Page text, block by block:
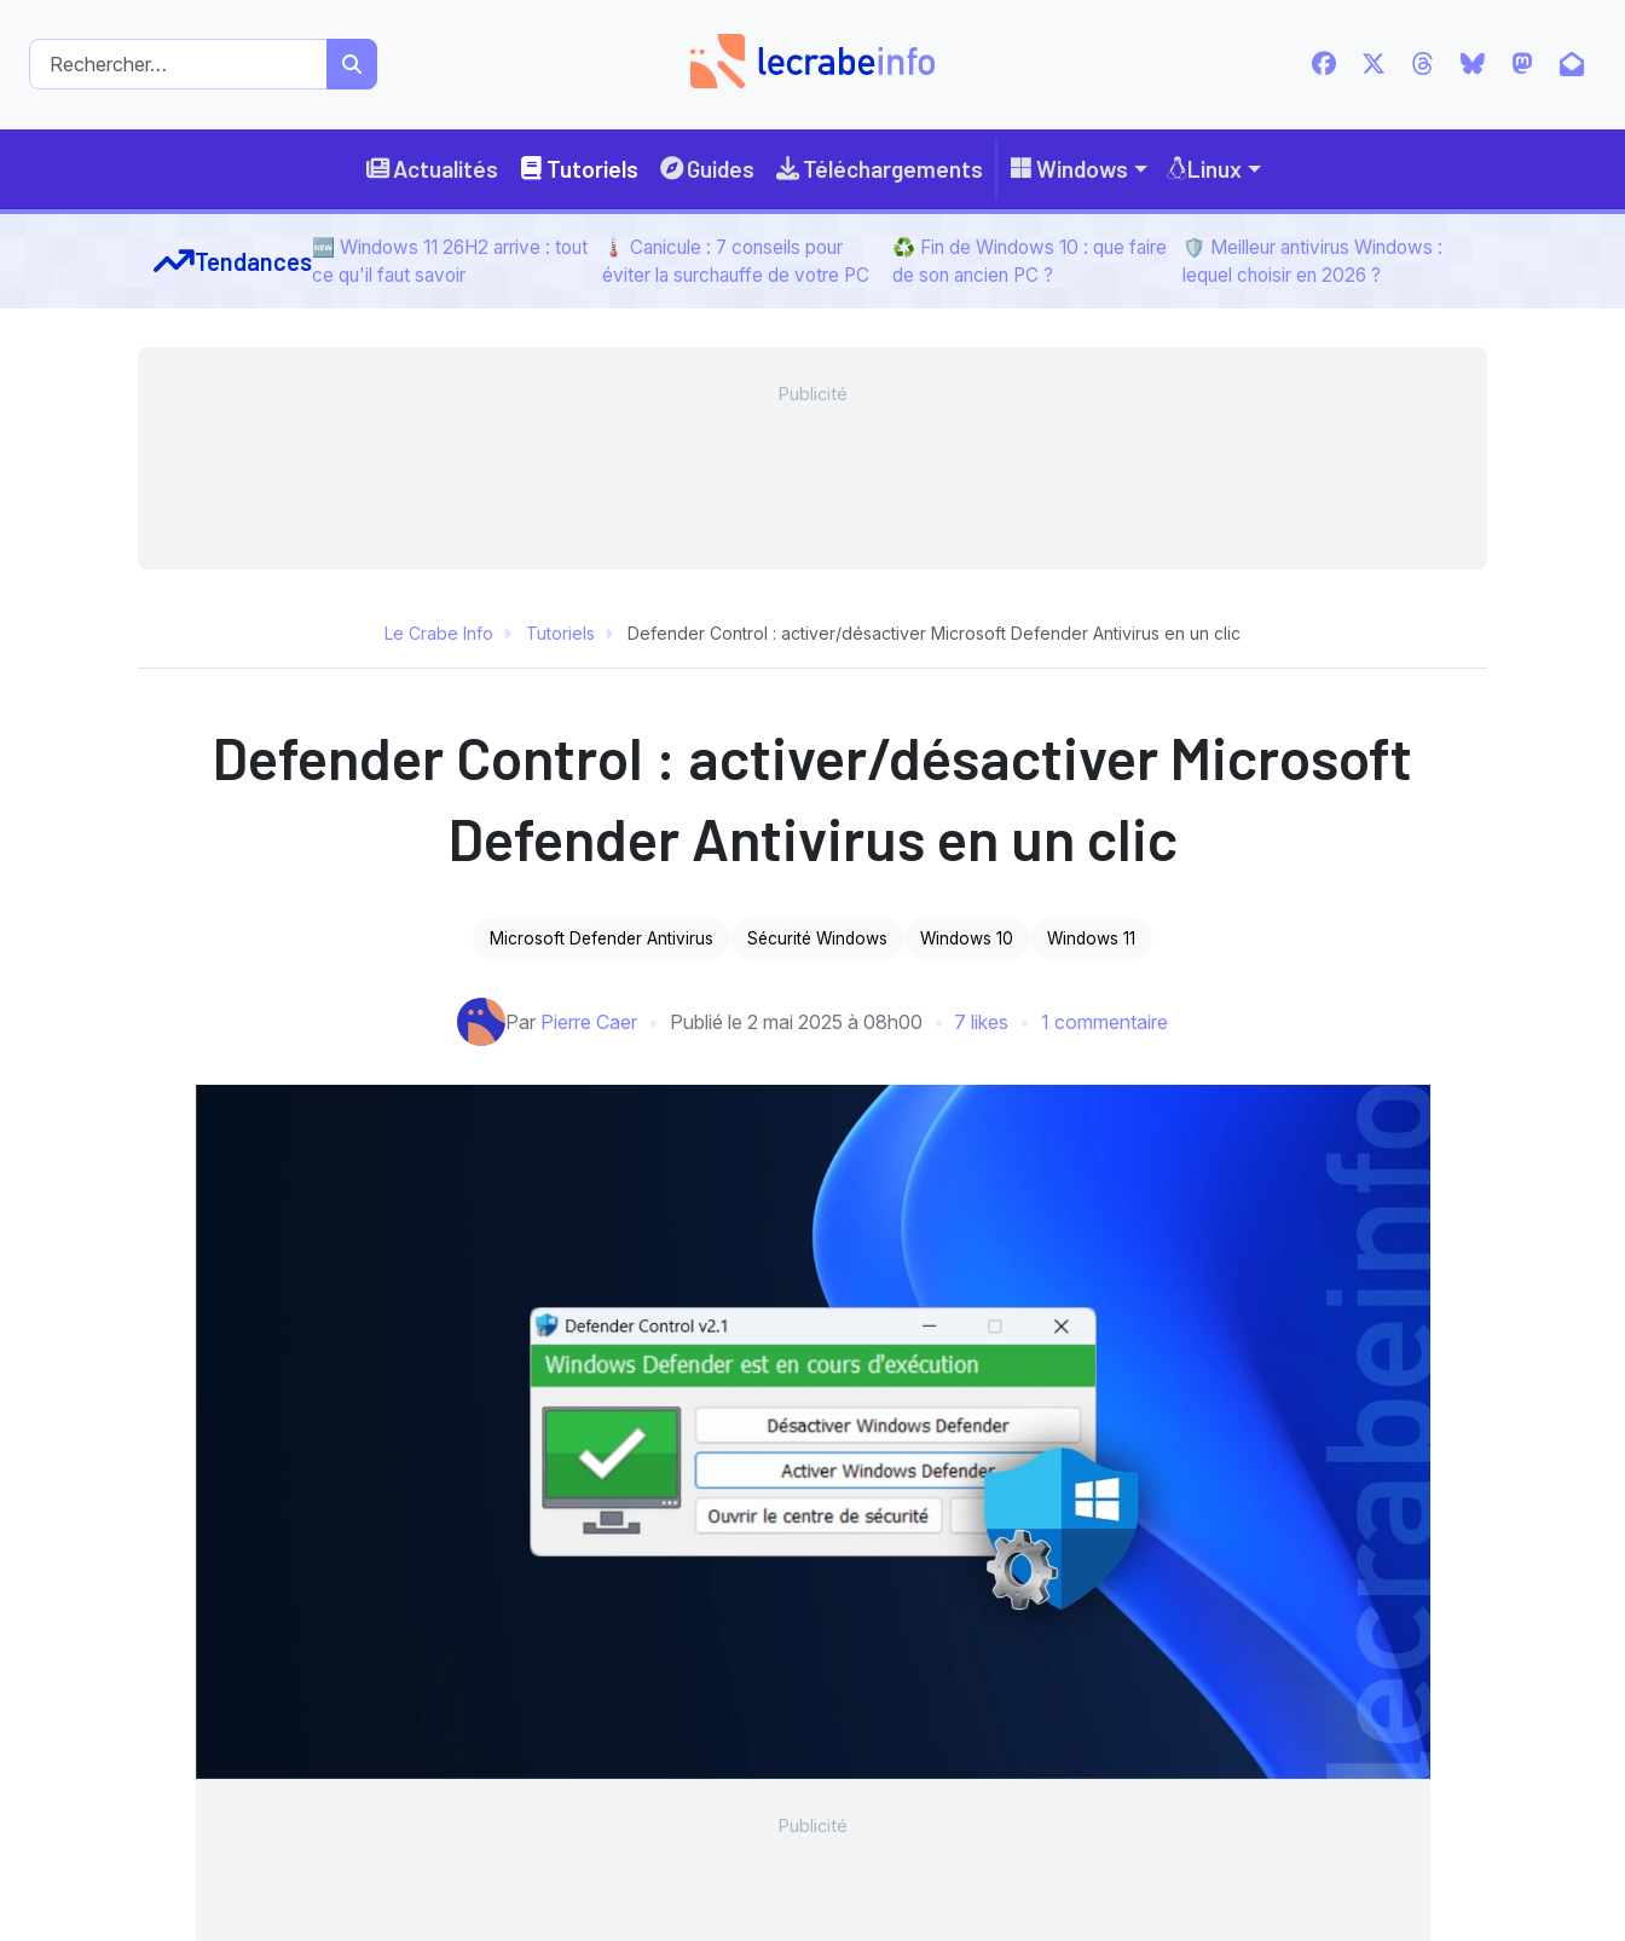
Actualités Tutoriels Guides Téléchargements Windows Linux
Tendances🆕 Windows 11 26H2 arrive : tout
ce qu'il faut savoir
🌡️ Canicule : 7 conseils pour
éviter la surchauffe de votre PC
♻️ Fin de Windows 10 : que faire
de son ancien PC ?
🛡️ Meilleur antivirus Windows :
lequel choisir en 2026 ?
Le Crabe Info Tutoriels Defender Control : activer/désactiver Microsoft Defender Antivirus en un clic
Defender Control : activer/désactiver Microsoft
Defender Antivirus en un clic
Microsoft Defender Antivirus Sécurité Windows Windows 10 Windows 11
Par Pierre Caer Publié le 2 mai 2025 à 08h00 7 likes 1 commentaire